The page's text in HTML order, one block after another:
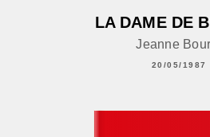
LA DAME DE
Jeanne
20/05/1987